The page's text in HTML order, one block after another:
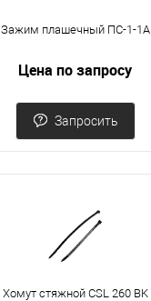
Зажим плашечный ПС-1-1А
Цена по запросу
Запросить
Хомут стяжной CSL 260 BK